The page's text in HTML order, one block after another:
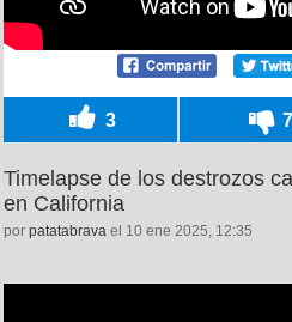
3 7
Timelapse de los destrozos
en California
por patatabrava el 10 ene 2025, 12:35